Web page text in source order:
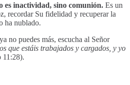
es inactividad, sino comunión. Es un
recordar Su fidelidad y recuperar la
ha nublado.
no puedes más, escucha al Señor
que estáis trabajados y cargados, y yo
11:28).